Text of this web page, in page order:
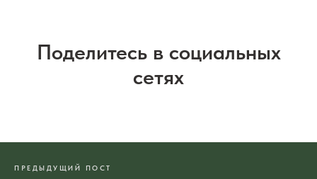
Поделитесь в социальных
сетях
ПРЕДЫДУЩИЙ ПОСТ